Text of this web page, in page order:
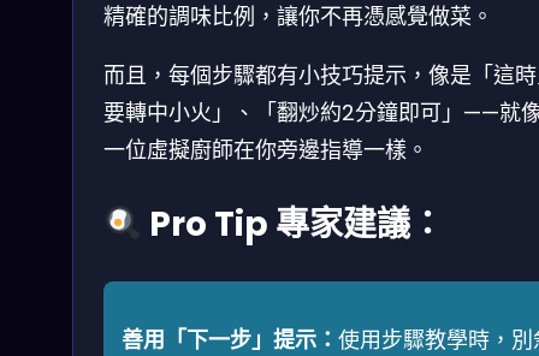
精確的調味比例，讓你不再憑感覺做菜。
而且，每個步驟都有小技巧提示，像是「這
要轉中小火」、「翻炒約2分鐘即可」——就
一位虛擬廚師在你旁邊指導一樣。
Pro Tip 專家建議：
善用「下一步」提示： 使用步驟教學時，別